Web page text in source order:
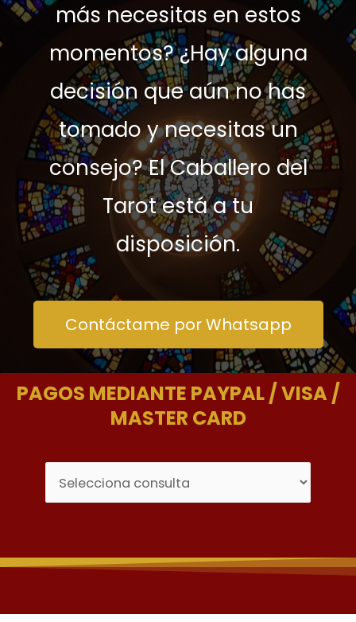
más necesitas en estos
momentos? ¿Hay alguna
decisión que aún no has
tomado y necesitas un
consejo? El Caballero del
Tarot está a tu
disposición.
Contáctame por Whatsapp
PAGOS MEDIANTE PAYPAL / VISA /
MASTER CARD